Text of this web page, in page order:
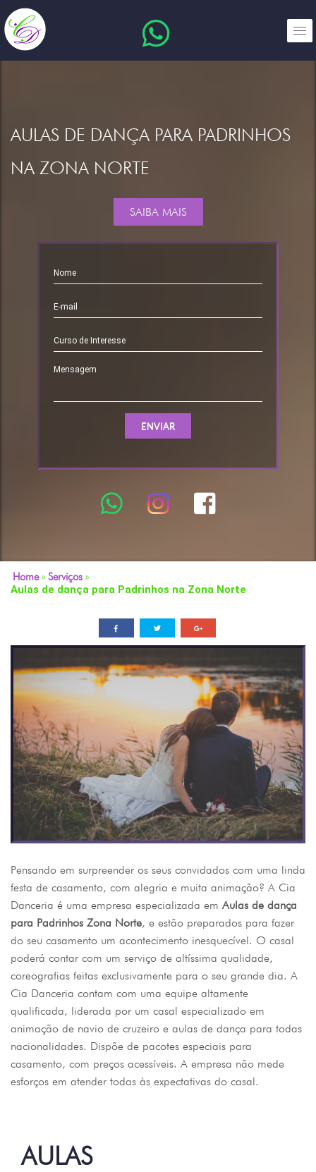
AULAS DE DANÇA PARA PADRINHOS
NA ZONA NORTE
SAIBA MAIS
Home » Serviços »
Aulas de dança para Padrinhos na Zona Norte
Pensando em surpreender os seus convidados com uma linda
festa de casamento, com alegria e muita animação? A Cia
Danceria é uma empresa especializada em Aulas de dança
para Padrinhos Zona Norte, e estão preparados para fazer
do seu casamento um acontecimento inesquecível. O casal
poderá contar com um serviço de altíssima qualidade,
coreografias feitas exclusivamente para o seu grande dia. A
Cia Danceria contam com uma equipe altamente
qualificada, liderada por um casal especializado em
animação de navio de cruzeiro e aulas de dança para todas
nacionalidades. Dispõe de pacotes especiais para
casamento, com preços acessíveis. A empresa não mede
esforços em atender todas às expectativas do casal.
AULAS